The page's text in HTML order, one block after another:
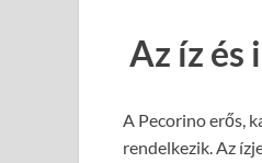
Az íz és
A Pecorino erős,
rendelkezik. Az